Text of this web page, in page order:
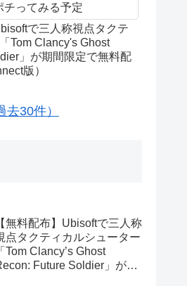
チってみる予定
で三人称視点タクテ
Tom Clancy's Ghost
」が期間限定で無料配
版）
30件）
【無料配布】Ubisoftで三人称
点タクティカルシューター
「Tom Clancy’s Ghost
Future Soldier」が期